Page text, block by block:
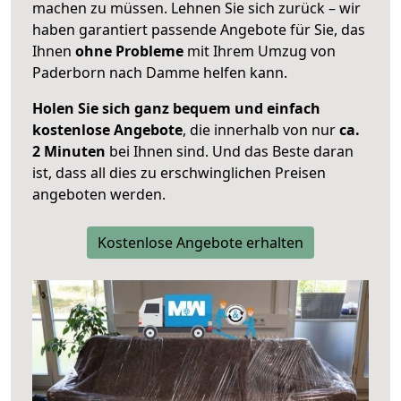
machen zu müssen. Lehnen Sie sich zurück – wir
haben garantiert passende Angebote für Sie, das
Ihnen ohne Probleme mit Ihrem Umzug von
Paderborn nach Damme helfen kann.
Holen Sie sich ganz bequem und einfach
kostenlose Angebote, die innerhalb von nurca.
2 Minuten bei Ihnen sind. Und das Beste daran
ist, dass all dies zu erschwinglichen Preisen
angeboten werden.
Kostenlose Angebote erhalten